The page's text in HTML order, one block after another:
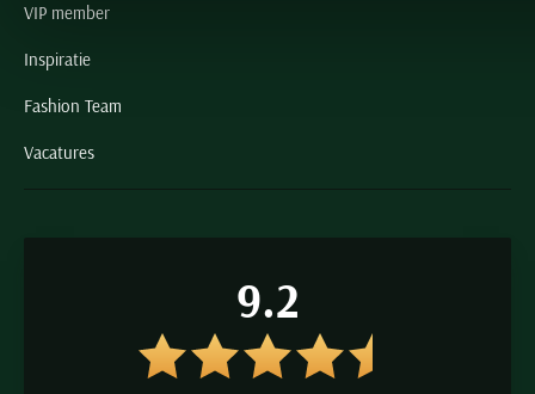
VIP member
Inspiratie
Fashion Team
Vacatures
9.2